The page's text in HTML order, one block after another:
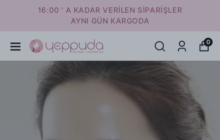
16:00 ' A KADAR VERİLEN SİPARİŞLER
AYNI GÜN KARGODA
0